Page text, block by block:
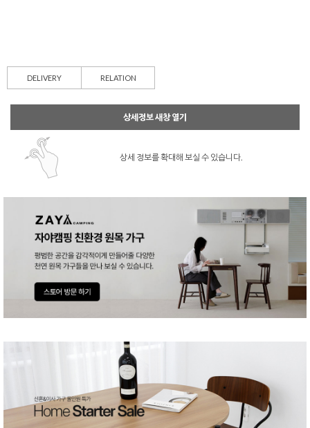
DELIVERY RELATION
상세정보 새창 열기
상세 정보를 확대해 보실 수 있습니다.